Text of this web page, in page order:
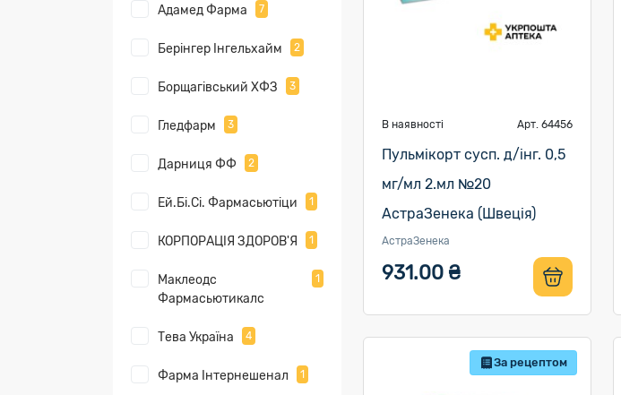
Адамед Фарма 7
Берінгер Інгельхайм 2
Борщагівський ХФЗ 3
Гледфарм 3
Дарниця ФФ 2
Ей.Бі.Сі. Фармасьютіци 1
КОРПОРАЦІЯ ЗДОРОВ'Я 1
Маклеодс
Фармасьютикалс
1
Тева Україна 4
Фарма Інтернешенал 1
В наявності Арт. 64456
Пульмікорт сусп. д/інг. 0,5
мг/мл 2.мл №20
АстраЗенека (Швеція)
АстраЗенека
931.00 ₴
За рецептом